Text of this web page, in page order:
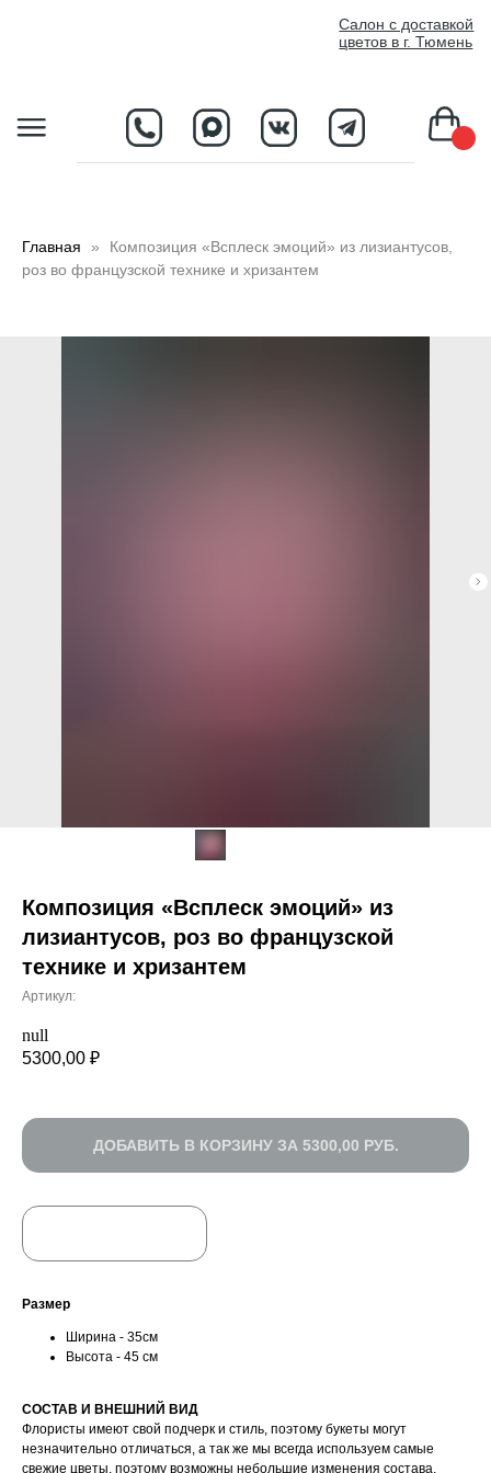
Главная
Композиция «Всплеск эмоций» из лизиантусов,
роз во французской технике и хризантем
Композиция «Всплеск эмоций» из
лизиантусов, роз во французской
технике и хризантем
Артикул:
null
5300,00 ₽
ДОБАВИТЬ В КОРЗИНУ ЗА 5300,00 РУБ.
Размер
Ширина - 35см
Высота - 45 см
CОСТАВ И ВНЕШНИЙ ВИД
Флористы имеют свой подчерк и стиль, поэтому букеты могут
незначительно отличаться, а так же мы всегда используем самые
свежие цветы, поэтому возможны небольшие изменения состава.